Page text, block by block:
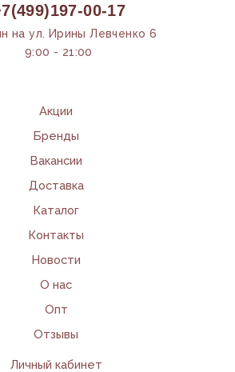
00-17
на ул. Ирины Левченко 6
9:00 - 21:00
Акции
Бренды
Вакансии
Доставка
Каталог
Контакты
Новости
О нас
Опт
Отзывы
Личный кабинет